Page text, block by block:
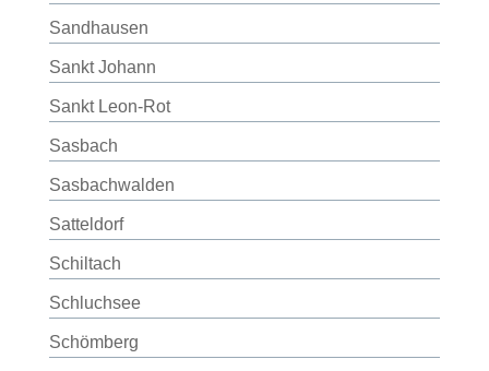
Sandhausen
Sankt Johann
Sankt Leon-Rot
Sasbach
Sasbachwalden
Satteldorf
Schiltach
Schluchsee
Schömberg